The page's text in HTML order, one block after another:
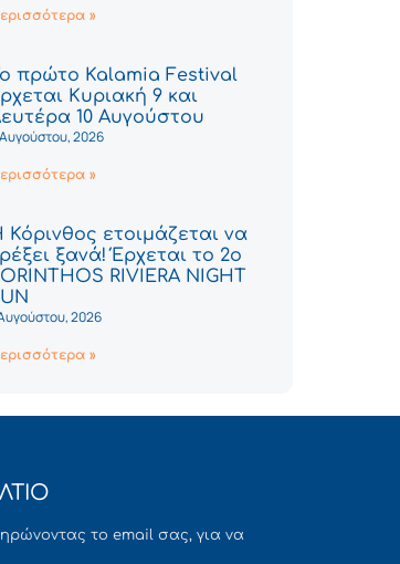
»
πρώτο Kalamia Festival
Κυριακή 9 και
10 Αυγούστου
2026
»
Κόρινθος ετοιμάζεται να
ξανά! Έρχεται το 2ο
RIVIERA NIGHT
2026
»
το email σας, για να